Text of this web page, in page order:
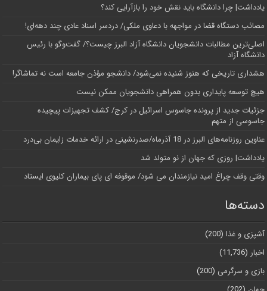
یادداشت| چرا دانشگاه باید نقش خود را بازآرایی کند؟
مصائب دستگاه قضا در مواجهه با دعاوی ملکی/ دردسر اسناد عادی چند‌ دهه‌ای!
اصلی‌ترین مطالبات دانشجویان دانشگاه آزاد البرز چیست؟/ گفت‌وگو با رئیس
دانشگاه آز‌اد
هشداری تاریخی که هنوز شنیده نمی‌شود/ دانشجو مؤذن جامعه است نه تماشاگر!
هیچ توسعه پایداری بدون همراهی دانشجویان ممکن نیست
جزئیات جدید از پرونده جاسوس اسرائیل در کرج/‌ کشف تجهیزات پیچیده
جاسوسی از متهم
عناوین روزنامه‌های البرز در ‌18 آذرماه/صدرنشینی در ارائه خدمات زایمان بی‌درد
یادداشت| روزی که جهان از نو متولد شد
وقتی وقف چراغ امید نیازمندان می شود/ موقوفه ای پای بیماران کلیوی ایستاد
دسته‌ها
آشپزی و غذا (200)
اخبار (11,736)
بازی و سرگرمی (200)